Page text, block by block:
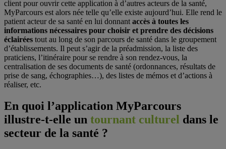
client pour ouvrir cette application à d’autres acteurs de la santé,
MyParcours est alors née telle qu’elle existe aujourd’hui. Elle rend le
patient acteur de sa santé en lui donnant accès à toutes les
informations nécessaires pour choisir et prendre des décisions
éclairées tout au long de son parcours de santé dans le groupement
d’établissements. Il peut s’agir de la préadmission, la liste des
praticiens, l’itinéraire pour se rendre à son rendez-vous, la
centralisation de ses documents de santé (ordonnances, résultats de
prise de sang, échographies…), des listes de mémos et d’actions à
réaliser, etc.
En quoi l’application MyParcours
illustre-t-elle un tournant culturel dans le
secteur de la santé ?